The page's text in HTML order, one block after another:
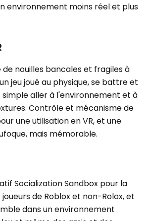
environnement moins réel et plus
nouilles bancales et fragiles à
jeu joué au physique, se battre et
simple aller à l'environnement et à
Contrôle et mécanisme de
une utilisation en VR, et une
mais mémorable.
Socialization Sandbox pour la
de Roblox et non-Rolox, et
dans un environnement